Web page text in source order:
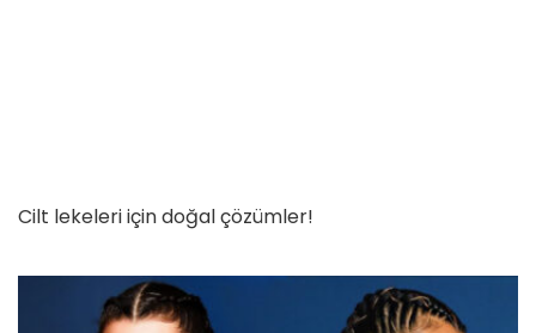
Cilt lekeleri için doğal çözümler!